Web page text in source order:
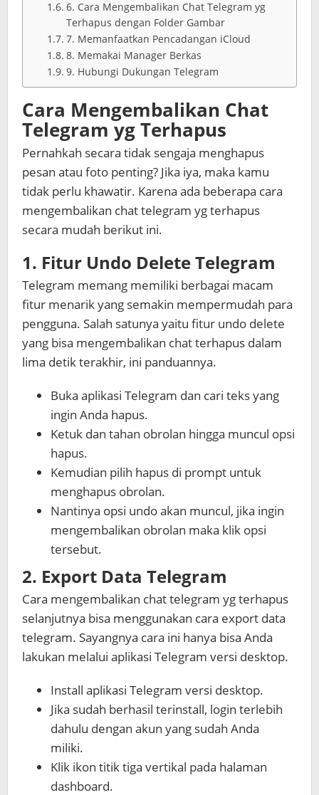
6. Cara Mengembalikan Chat Telegram yg
Terhapus dengan Folder Gambar
7. Memanfaatkan Pencadangan iCloud
8. Memakai Manager Berkas
9. Hubungi Dukungan Telegram
Cara Mengembalikan Chat
Telegram yg Terhapus
Pernahkah secara tidak sengaja menghapus
pesan atau foto penting? Jika iya, maka kamu
tidak perlu khawatir. Karena ada beberapa cara
mengembalikan chat telegram yg terhapus
secara mudah berikut ini.
1. Fitur Undo Delete Telegram
Telegram memang memiliki berbagai macam
fitur menarik yang semakin mempermudah para
pengguna. Salah satunya yaitu fitur undo delete
yang bisa mengembalikan chat terhapus dalam
lima detik terakhir, ini panduannya.
Buka aplikasi Telegram dan cari teks yang
ingin Anda hapus.
Ketuk dan tahan obrolan hingga muncul opsi
hapus.
Kemudian pilih hapus di prompt untuk
menghapus obrolan.
Nantinya opsi undo akan muncul, jika ingin
mengembalikan obrolan maka klik opsi
tersebut.
2. Export Data Telegram
Cara mengembalikan chat telegram yg terhapus
selanjutnya bisa menggunakan cara export data
telegram. Sayangnya cara ini hanya bisa Anda
lakukan melalui aplikasi Telegram versi desktop.
Install aplikasi Telegram versi desktop.
Jika sudah berhasil terinstall, login terlebih
dahulu dengan akun yang sudah Anda
miliki.
Klik ikon titik tiga vertikal pada halaman
dashboard.